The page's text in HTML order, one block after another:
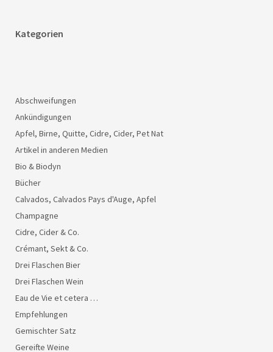
Kategorien
Abschweifungen
Ankündigungen
Apfel, Birne, Quitte, Cidre, Cider, Pet Nat
Artikel in anderen Medien
Bio & Biodyn
Bücher
Calvados, Calvados Pays d'Auge, Apfel
Champagne
Cidre, Cider & Co.
Crémant, Sekt & Co.
Drei Flaschen Bier
Drei Flaschen Wein
Eau de Vie et cetera …
Empfehlungen
Gemischter Satz
Gereifte Weine